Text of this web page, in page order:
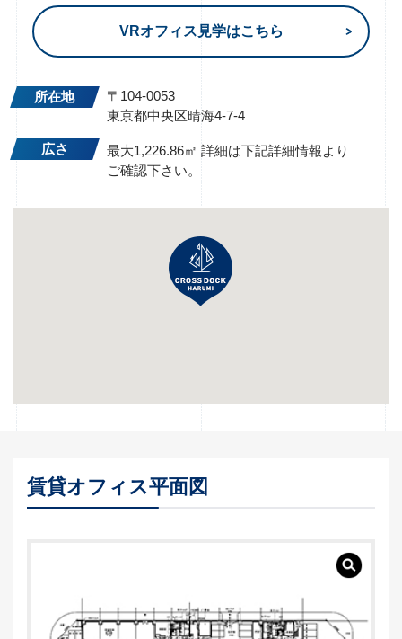
VRオフィス見学はこちら
所在地
〒104-0053
東京都中央区晴海4-7-4
広さ
最大1,226.86㎡ 詳細は下記詳細情報より
ご確認下さい。
賃貸オフィス平面図